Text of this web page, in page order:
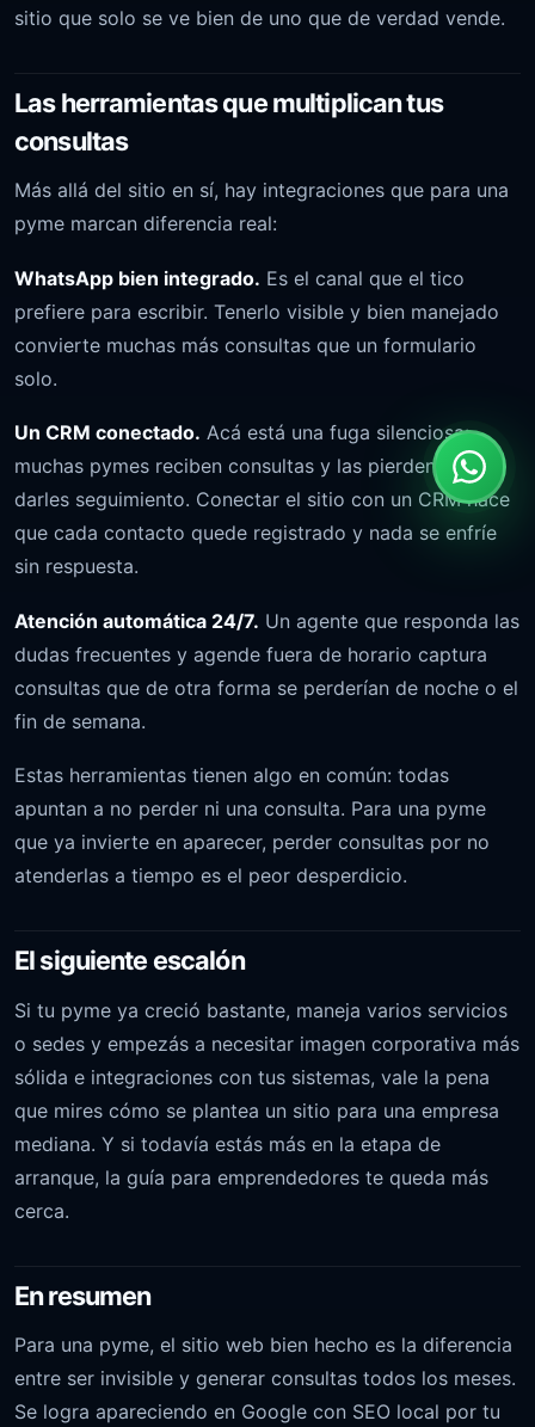
sitio que solo se ve bien de uno que de verdad vende.
Las herramientas que multiplican tus
consultas
Más allá del sitio en sí, hay integraciones que para una
pyme marcan diferencia real:
WhatsApp bien integrado. Es el canal que el tico
prefiere para escribir. Tenerlo visible y bien manejado
convierte muchas más consultas que un formulario
solo.
Un CRM conectado. Acá está una fuga silenciosa:
muchas pymes reciben consultas y las pierden por no
darles seguimiento. Conectar el sitio con un CRM hace
que cada contacto quede registrado y nada se enfríe
sin respuesta.
Atención automática 24/7. Un agente que responda las
dudas frecuentes y agende fuera de horario captura
consultas que de otra forma se perderían de noche o el
fin de semana.
Estas herramientas tienen algo en común: todas
apuntan a no perder ni una consulta. Para una pyme
que ya invierte en aparecer, perder consultas por no
atenderlas a tiempo es el peor desperdicio.
El siguiente escalón
Si tu pyme ya creció bastante, maneja varios servicios
o sedes y empezás a necesitar imagen corporativa más
sólida e integraciones con tus sistemas, vale la pena
que mires cómo se plantea un sitio para una empresa
mediana. Y si todavía estás más en la etapa de
arranque, la guía para emprendedores te queda más
cerca.
En resumen
Para una pyme, el sitio web bien hecho es la diferencia
entre ser invisible y generar consultas todos los meses.
Se logra apareciendo en Google con SEO local por tu